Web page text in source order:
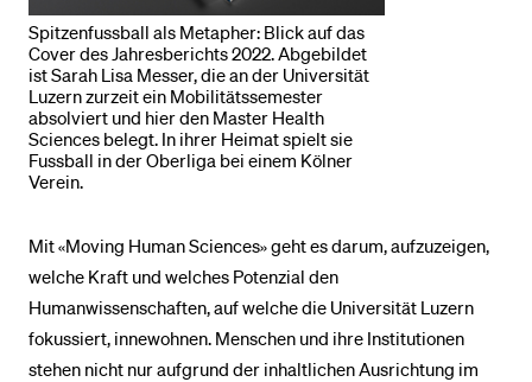
Spitzenfussball als Metapher: Blick auf das
Cover des Jahresberichts 2022. Abgebildet
ist Sarah Lisa Messer, die an der Universität
Luzern zurzeit ein Mobilitätssemester
absolviert und hier den Master Health
Sciences belegt. In ihrer Heimat spielt sie
Fussball in der Oberliga bei einem Kölner
Verein.
Mit «Moving Human Sciences» geht es darum, aufzuzeigen,
welche Kraft und welches Potenzial den
Humanwissenschaften, auf welche die Universität Luzern
fokussiert, innewohnen. Menschen und ihre Institutionen
stehen nicht nur aufgrund der inhaltlichen Ausrichtung im